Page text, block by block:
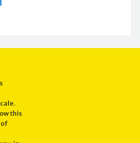
this
of